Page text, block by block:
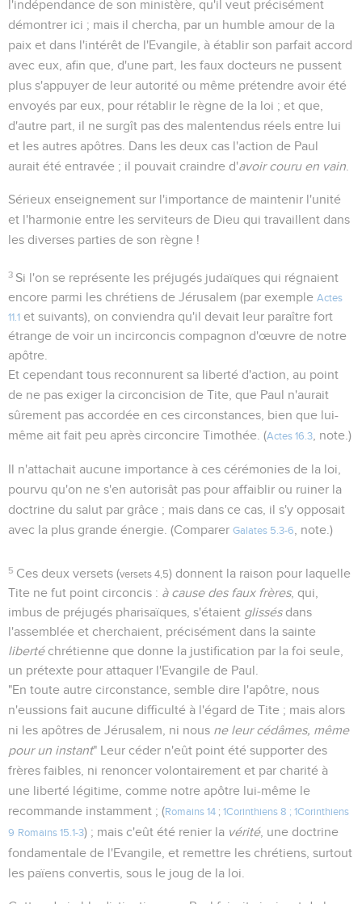
l'indépendance de son ministère, qu'il veut précisément
démontrer ici ; mais il chercha, par un humble amour de la
paix et dans l'intérêt de l'Evangile, à établir son parfait accord
avec eux, afin que, d'une part, les faux docteurs ne pussent
plus s'appuyer de leur autorité ou même prétendre avoir été
envoyés par eux, pour rétablir le règne de la loi ; et que,
d'autre part, il ne surgît pas des malentendus réels entre lui
et les autres apôtres. Dans les deux cas l'action de Paul
aurait été entravée ; il pouvait craindre d'avoir couru en vain
Sérieux enseignement sur l'importance de maintenir l'unité
et l'harmonie entre les serviteurs de Dieu qui travaillent dans
les diverses parties de son règne !
3 Si l'on se représente les préjugés judaïques qui régnaient
encore parmi les chrétiens de Jérusalem (par exemple Actes
11.1 et suivants), on conviendra qu'il devait leur paraître fort
étrange de voir un incirconcis compagnon d'œuvre de notre
apôtre.
Et cependant tous reconnurent sa liberté d'action, au point
de ne pas exiger la circoncision de Tite, que Paul n'aurait
sûrement pas accordée en ces circonstances, bien que lui-
même ait fait peu après circoncire Timothée. (Actes 16.3 , note.)
Il n'attachait aucune importance à ces cérémonies de la loi,
pourvu qu'on ne s'en autorisât pas pour affaiblir ou ruiner la
doctrine du salut par grâce ; mais dans ce cas, il s'y opposait
avec la plus grande énergie. (Comparer Galates 5.3-6 , note.)
5 Ces deux versets (versets 4,5) donnent la raison pour laquelle
Tite ne fut point circoncis : à cause des faux frères, qui,
imbus de préjugés pharisaïques, s'étaient glissésdans
l'assemblée et cherchaient, précisément dans la sainte
libertéchrétienne que donne la justification par la foi seule,
un prétexte pour attaquer l'Evangile de Paul.
"En toute autre circonstance, semble dire l'apôtre, nous
n'eussions fait aucune difficulté à l'égard de Tite ; mais alors
ni les apôtres de Jérusalem, ni nous ne leur cédâmes, même
pour un instant" Leur céder n'eût point été supporter des
frères faibles, ni renoncer volontairement et par charité à
une liberté légitime, comme notre apôtre lui-même le
recommande instamment ; (Romains 14 ; 1Corinthiens 8 ; 1Corinthiens
9 Romains 15.1-3) ; mais c'eût été renier la vérité, une doctrine
fondamentale de l'Evangile, et remettre les chrétiens, surtout
les païens convertis, sous le joug de la loi.